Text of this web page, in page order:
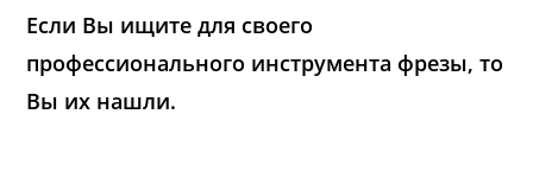
Если Вы ищите для своего
профессионального инструмента фрезы, то
Вы их нашли.